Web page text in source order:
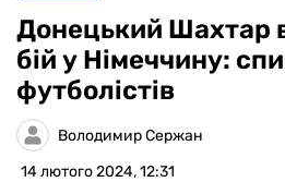
АНАЛІТИКА
ІНТЕРВ'Ю
РІЗНЕ
Донецький Шахтар
бій у Німеччину:
футболістів
Володимир Сержан
14 лютого 2024, 12:31